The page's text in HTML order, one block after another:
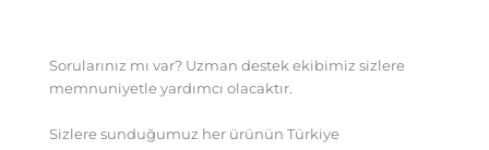
Sorularınız mı var? Uzman destek ekibimiz sizlere
memnuniyetle yardımcı olacaktır.
Sizlere sunduğumuz her ürünün Türkiye